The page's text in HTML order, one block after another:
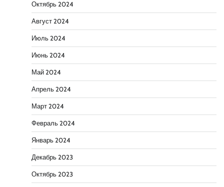
Октябрь 2024
Август 2024
Июль 2024
Июнь 2024
Май 2024
Апрель 2024
Март 2024
Февраль 2024
Январь 2024
Декабрь 2023
Октябрь 2023